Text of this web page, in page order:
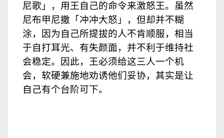
尼歌」，用王自己的命令来激怒王。虽然
尼布甲尼撒「冲冲大怒」，但却并不糊
涂，因为自己所提拔的人不肯顺服，相当
于自打耳光、有失颜面，并不利于维持社
会稳定。因此，王必须给这三人一个机
会，软硬兼施地劝诱他们妥协，其实是让
自己有个台阶可下。